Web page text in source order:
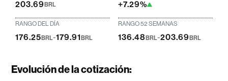
203.69BRL +7.29%
RANGO DEL DÍA
176.25BRL-179.91BRL
RANGO 52 SEMANAS
136.48 BRL-203.69 BRL
Evolución de la cotización: